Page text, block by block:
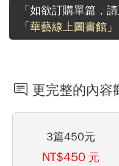
「如欲訂購單篇，
「華藝線上圖書館」
更完整的內容
3篇450元
NT$450 元